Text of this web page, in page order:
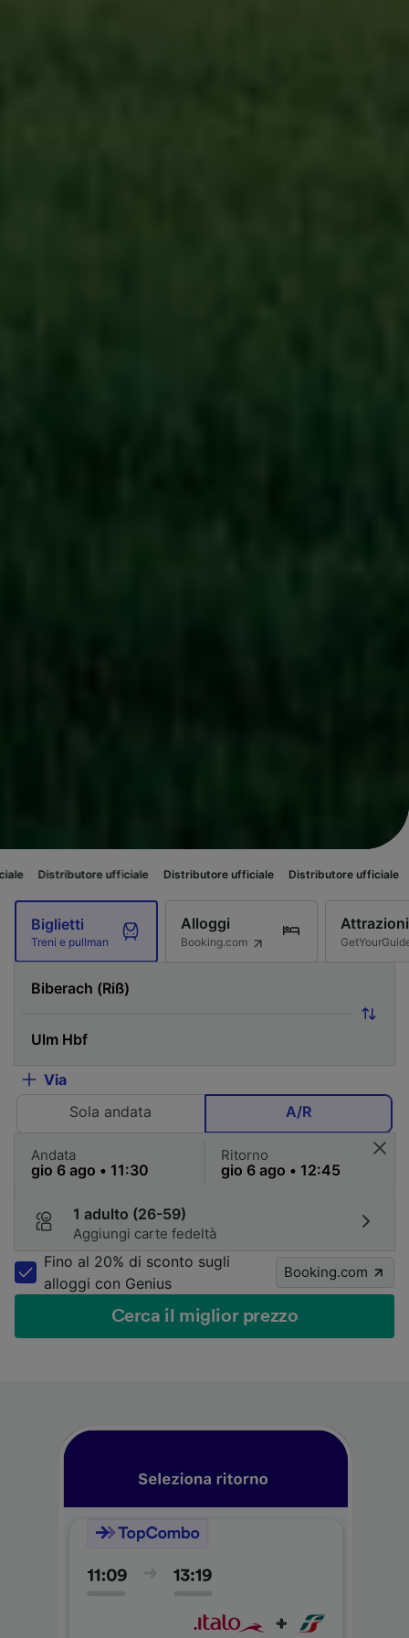
ufficiale Distributore ufficiale Distributore ufficiale Distributore
Biglietti
Treni e pullman
Alloggi
Booking.com
Attrazioni
Via
Sola andata
A/R
Andata Ritorno
1 adulto (26-59)
Aggiungi carte fedeltà
Fino al 20% di sconto sugli
alloggi con Genius
Booking.com
Cerca il miglior prezzo